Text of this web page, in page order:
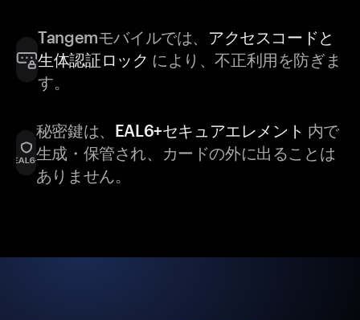
Tangemモバイルでは、 アクセスコードと
生体認証ロック により、不正利用を防ぎま
す。
秘密鍵は、 EAL6+セキュアエレメント 内で
生成・保管され、カードの外に出ることは
ありません。